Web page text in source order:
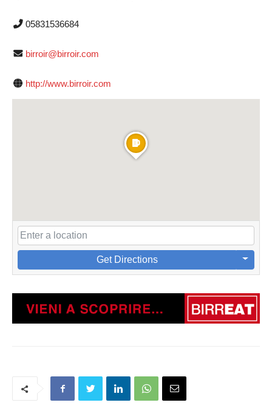
05831536684
birroir@birroir.com
http://www.birroir.com
Get Directions